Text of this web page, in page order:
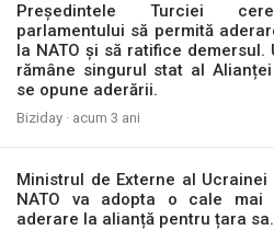
Președintele Turciei
parlamentului să permită
la NATO și să ratifice demersul.
rămâne singurul stat al
se opune aderării.
Biziday · acum 3 ani
Ministrul de Externe al Ucrainei
NATO va adopta o cale mai
aderare la alianță pentru țara sa.